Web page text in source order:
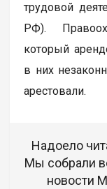
трудовой
РФ).
который
в них
арестовали.
Надоело
Мы собрали
новости